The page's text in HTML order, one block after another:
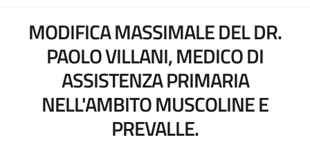
MODIFICA MASSIMALE DEL DR.
PAOLO VILLANI, MEDICO DI
ASSISTENZA PRIMARIA
NELL'AMBITO MUSCOLINE E
PREVALLE.